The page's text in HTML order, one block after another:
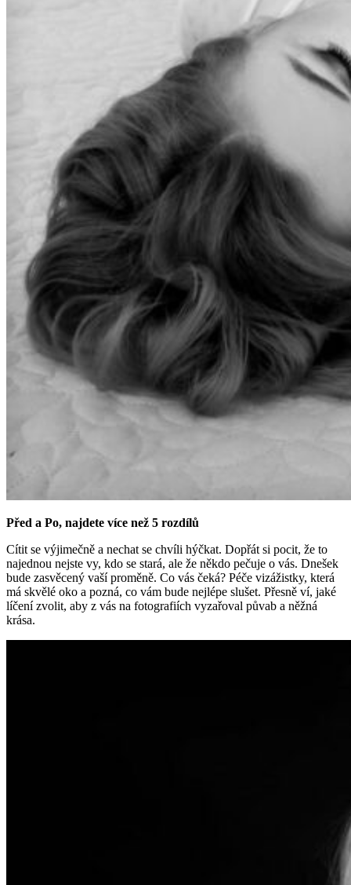
Před a Po, najdete více než 5 rozdílů
Cítit se výjimečně a nechat se chvíli hýčkat. Dopřát si pocit, že to
najednou nejste vy, kdo se stará, ale že někdo pečuje o vás. Dnešek
bude zasvěcený vaší proměně. Co vás čeká? Péče vizážistky, která
má skvělé oko a pozná, co vám bude nejlépe slušet. Přesně ví, jaké
líčení zvolit, aby z vás na fotografiích vyzařoval půvab a něžná
krása.